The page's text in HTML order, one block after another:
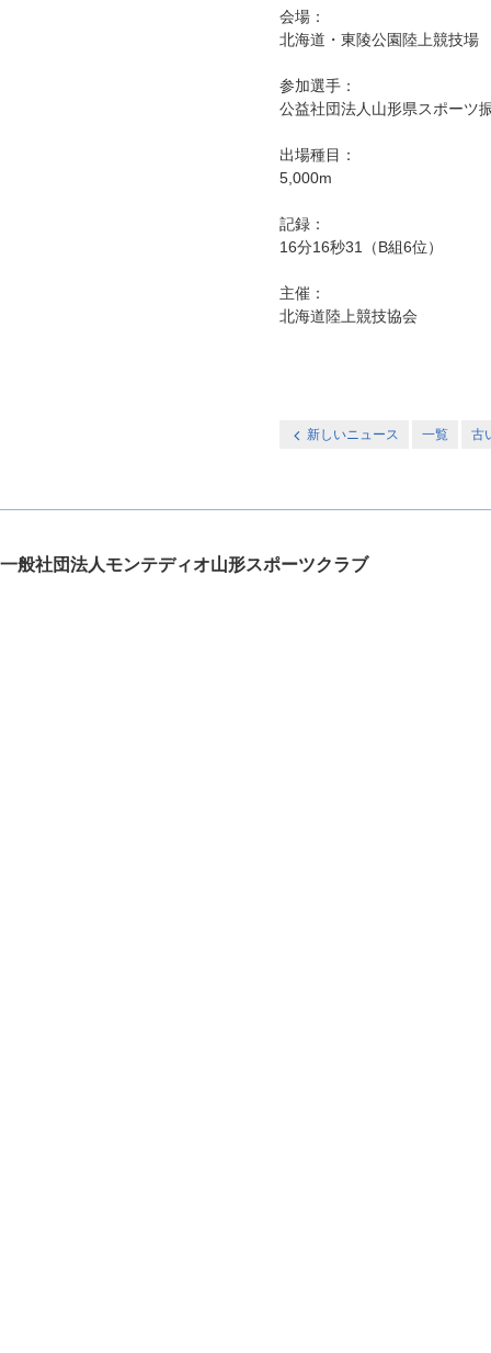
会場：
北海道・東陵公園陸上競技場
参加選手：
公益社団法人山形県スポー
出場種目：
5,000m
記録：
16分16秒31（B組6位）
主催：
北海道陸上競技協会
新しいニュース 一覧 古
一般社団法人モンテディオ山形スポーツクラブ